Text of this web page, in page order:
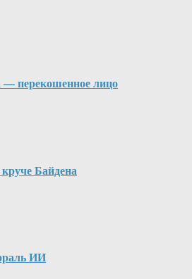
— перекошенное лицо
Байдена
ИИ